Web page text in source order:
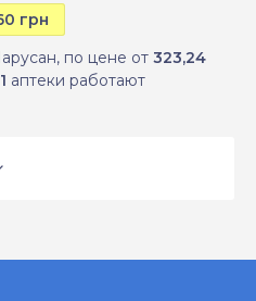
грн
по цене от 323,24
1 аптеки работают